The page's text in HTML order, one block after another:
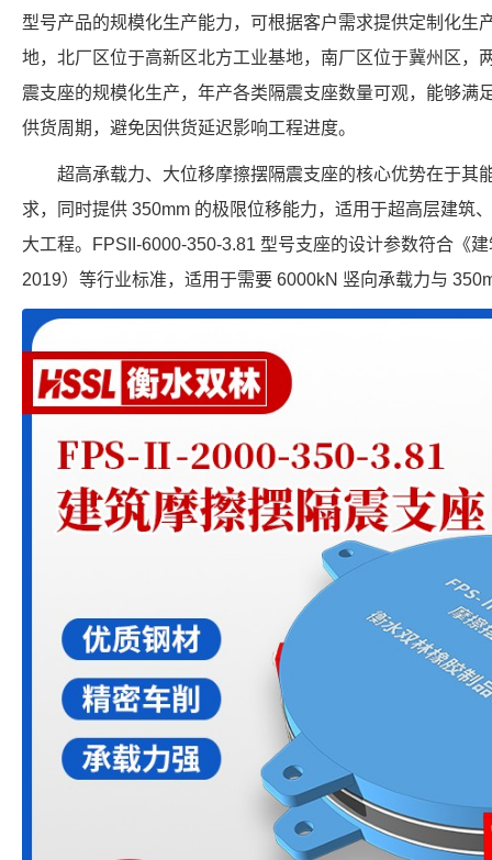
型号产品的规模化生产能力，可根据客户需求提供定制化生
地，北厂区位于高新区北方工业基地，南厂区位于冀州区，
震支座的规模化生产，年产各类隔震支座数量可观，能够满
供货周期，避免因供货延迟影响工程进度。
超高承载力、大位移摩擦摆隔震支座的核心优势在于其
求，同时提供 350mm 的极限位移能力，适用于超高层建筑
大工程。FPSII-6000-350-3.81 型号支座的设计参数符合《
2019）等行业标准，适用于需要 6000kN 竖向承载力与